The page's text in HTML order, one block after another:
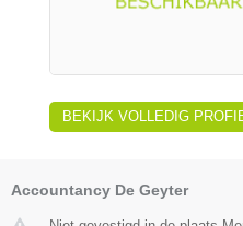
BEKIJK VOLLEDIG
Accountancy De Geyter